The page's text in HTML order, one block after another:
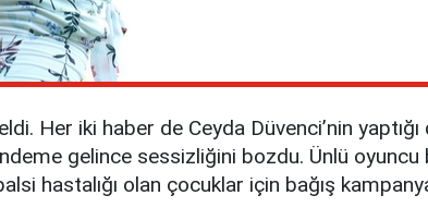
Her iki haber de Ceyda Düvenci’nin
gelince sessizliğini bozdu. Ünlü
hastalığı olan çocuklar için bağış